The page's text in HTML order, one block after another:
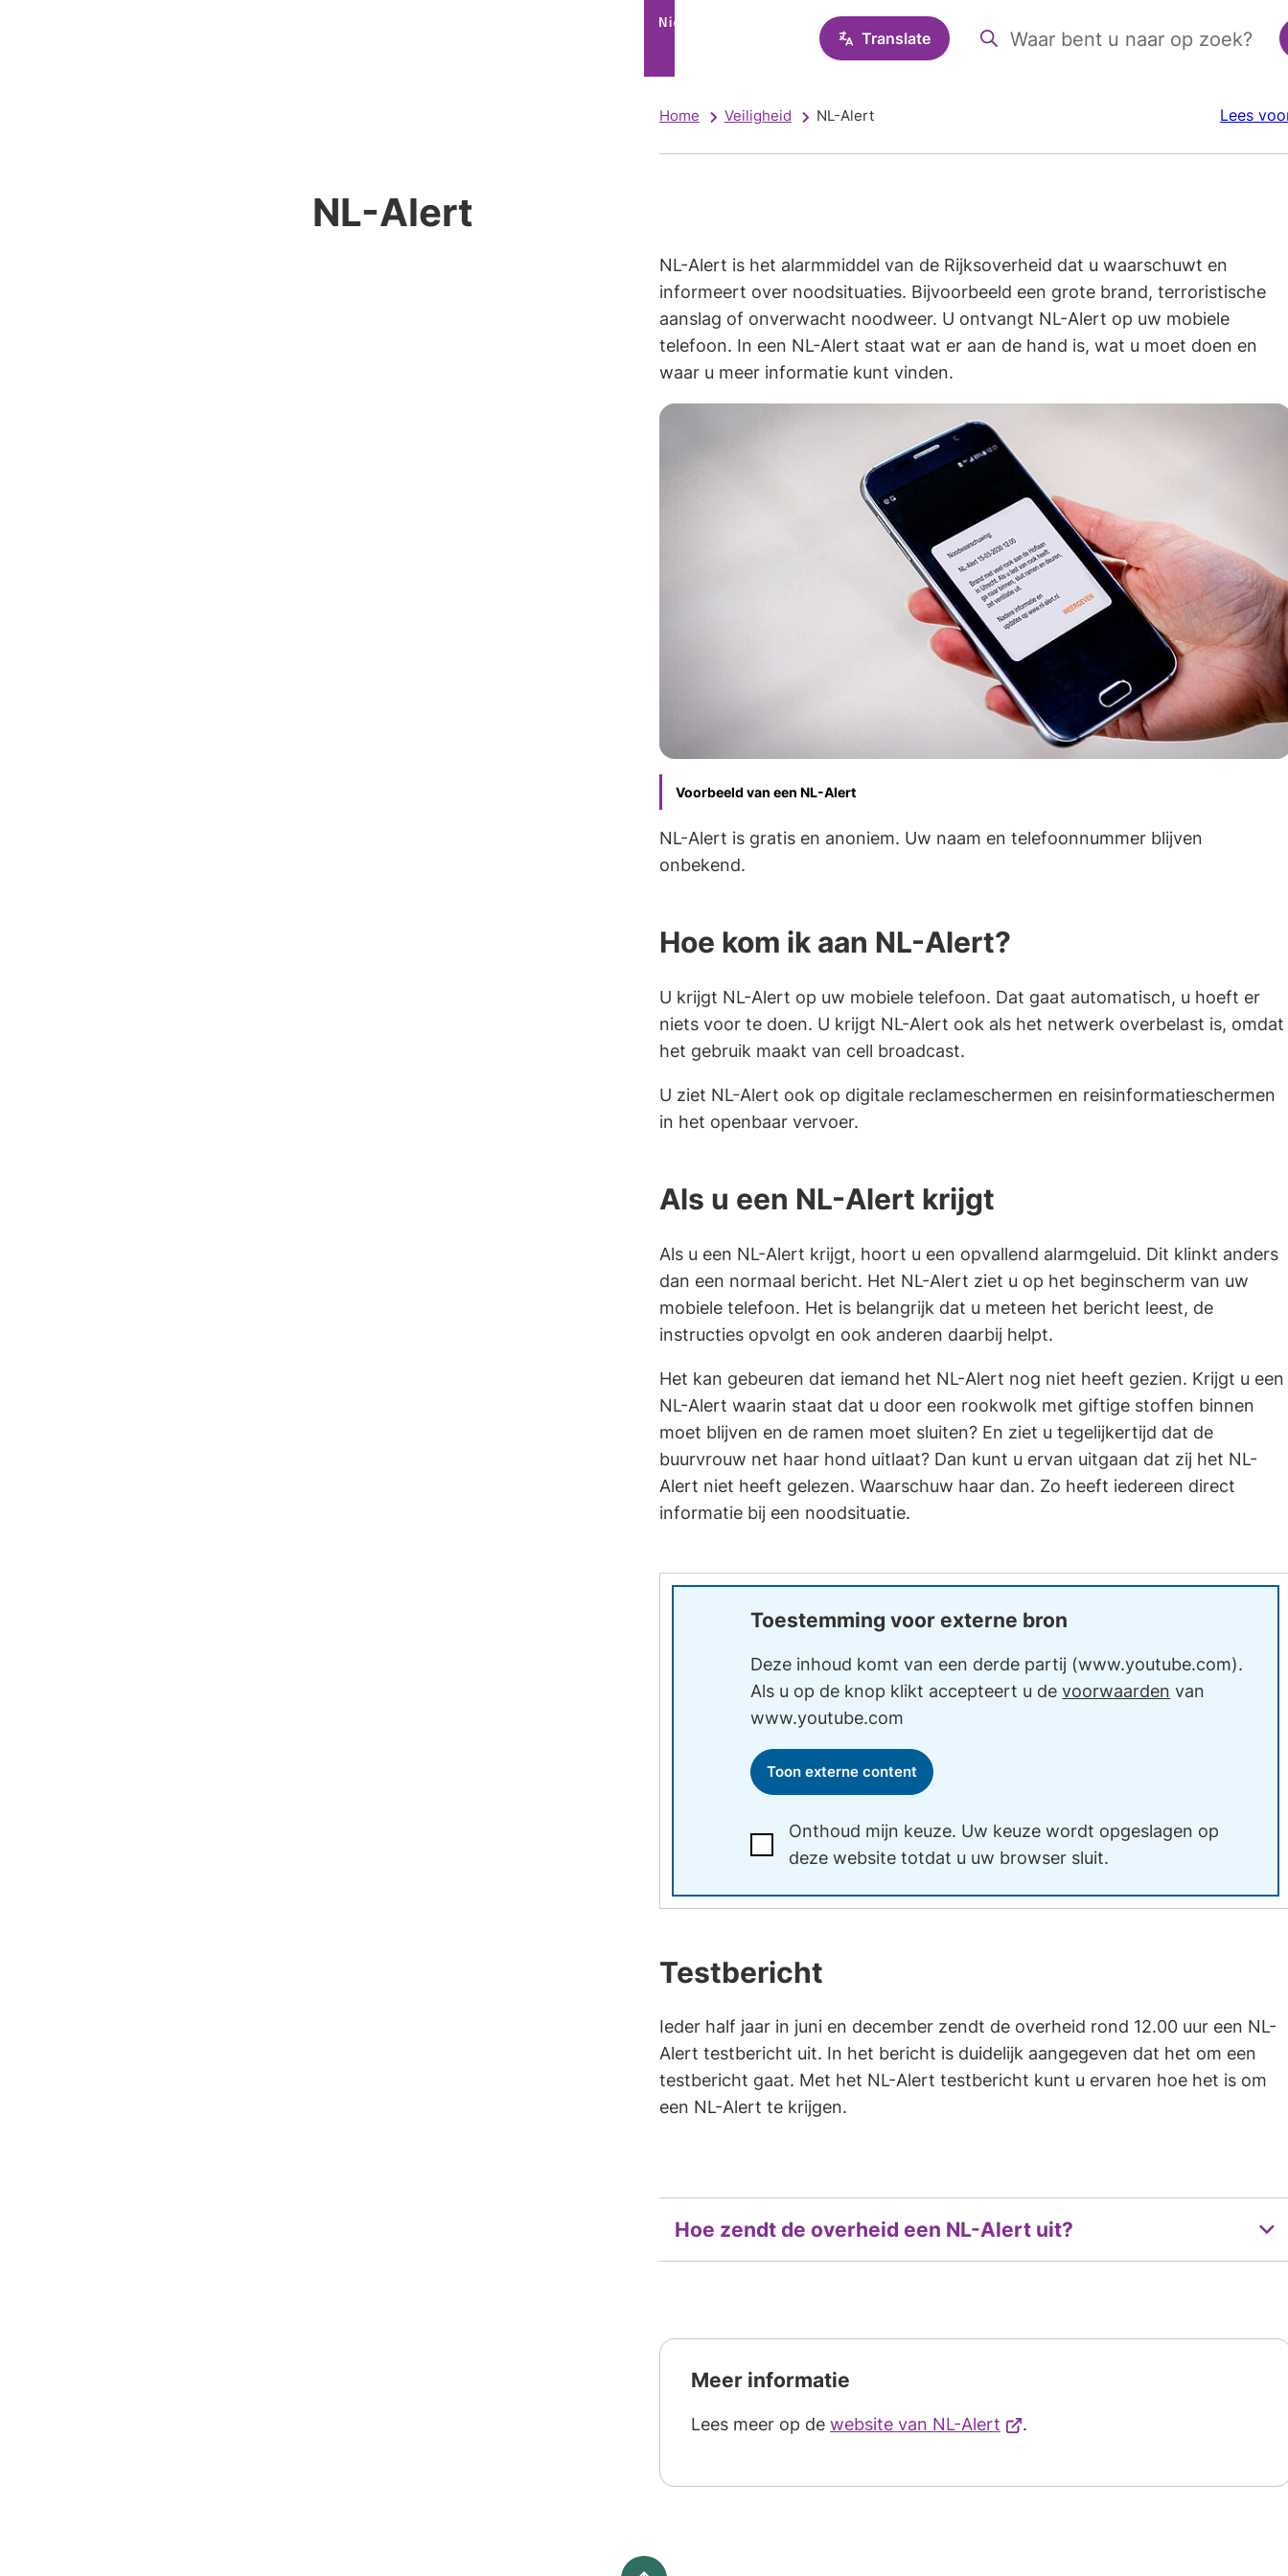
Translate
Zoeken
Wanneer
kun
door
pijl
omhoog
en
te
gebruiken.
Gebruik
enter-
toets
om
een
waarde
te
selecteren.
Home Veiligheid NL-Alert Lees
NL-Alert
NL-Alert is het alarmmiddel van de Rijksoverheid dat u waarschuwt en
informeert over noodsituaties. Bijvoorbeeld een grote brand, terroristische
aanslag of onverwacht noodweer. U ontvangt NL-Alert op uw mobiele
telefoon. In een NL-Alert staat wat er aan de hand is, wat u moet doen en
waar u meer informatie kunt vinden.
Voorbeeld van een NL-Alert
NL-Alert is gratis en anoniem. Uw naam en telefoonnummer blijven
onbekend.
Hoe kom ik aan NL-Alert?
U krijgt NL-Alert op uw mobiele telefoon. Dat gaat automatisch, u hoeft er
niets voor te doen. U krijgt NL-Alert ook als het netwerk overbelast is, omdat
het gebruik maakt van cell broadcast.
U ziet NL-Alert ook op digitale reclameschermen en reisinformatieschermen
in het openbaar vervoer.
Als u een NL-Alert krijgt
Als u een NL-Alert krijgt, hoort u een opvallend alarmgeluid. Dit klinkt anders
dan een normaal bericht. Het NL-Alert ziet u op het beginscherm van uw
mobiele telefoon. Het is belangrijk dat u meteen het bericht leest, de
instructies opvolgt en ook anderen daarbij helpt.
Het kan gebeuren dat iemand het NL-Alert nog niet heeft gezien. Krijgt u een
NL-Alert waarin staat dat u door een rookwolk met giftige stoffen binnen
moet blijven en de ramen moet sluiten? En ziet u tegelijkertijd dat de
buurvrouw net haar hond uitlaat? Dan kunt u ervan uitgaan dat zij het NL-
Alert niet heeft gelezen. Waarschuw haar dan. Zo heeft iedereen direct
informatie bij een noodsituatie.
Toestemming voor externe bron
Deze inhoud komt van een derde partij (www.youtube.com).
Als u op de knop klikt accepteert u devoorwaarden van
www.youtube.com
Toon externe content
Ik
de
van
www.youtube.com.
Onthoud mijn keuze. Uw keuze wordt opgeslagen op
deze website totdat u uw browser sluit.
Testbericht
Ieder half jaar in juni en december zendt de overheid rond 12.00 uur een NL-
Alert testbericht uit. In het bericht is duidelijk aangegeven dat het om een
testbericht gaat. Met het NL-Alert testbericht kunt u ervaren hoe het is om
een NL-Alert te krijgen.
Hoe zendt de overheid een NL-Alert uit?
Meer informatie
Lees meer op de website van NL-Alert (Verwijst
.